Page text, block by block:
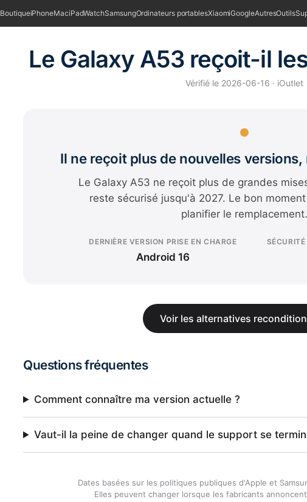
BoutiqueiPhoneMaciPadWatchSamsungOrdinateurs portablesXiaomiGoogleAutresOutils
Le Galaxy A53 reçoit-il
Vérifié le 2026-06-16 · iOutlet
Il ne reçoit plus de nouvelles
Le Galaxy A53 ne reçoit plus de grandes
reste sécurisé jusqu'à 2027. Le bon
planifier le remplacement.
DERNIÈRE VERSION PRISE EN CHARGE
Android 16
Voir les alternatives
Questions fréquentes
Comment connaître ma version actuelle ?
Vaut-il la peine de changer quand le support se
Dates basées sur les politiques publiques d'Apple et
Elles peuvent changer lorsque les fabricants